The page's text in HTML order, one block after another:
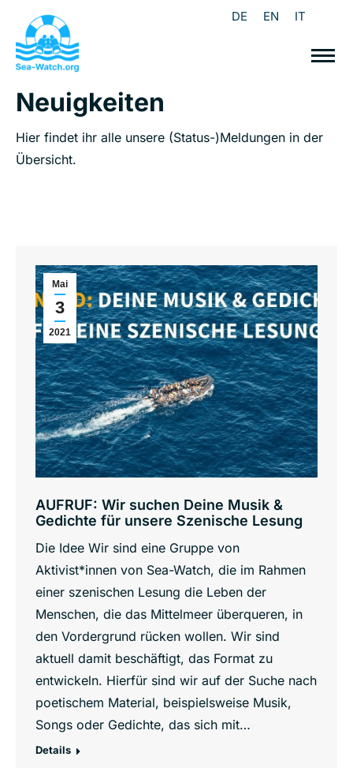
DE EN IT
Neuigkeiten
Hier findet ihr alle unsere (Status-)Meldungen in der
Übersicht.
Mai
3
2021
AUFRUF: Wir suchen Deine Musik &
Gedichte für unsere Szenische Lesung
Die Idee Wir sind eine Gruppe von
Aktivist*innen von Sea-Watch, die im Rahmen
einer szenischen Lesung die Leben der
Menschen, die das Mittelmeer überqueren, in
den Vordergrund rücken wollen. Wir sind
aktuell damit beschäftigt, das Format zu
entwickeln. Hierfür sind wir auf der Suche nach
poetischem Material, beispielsweise Musik,
Songs oder Gedichte, das sich mit…
Details